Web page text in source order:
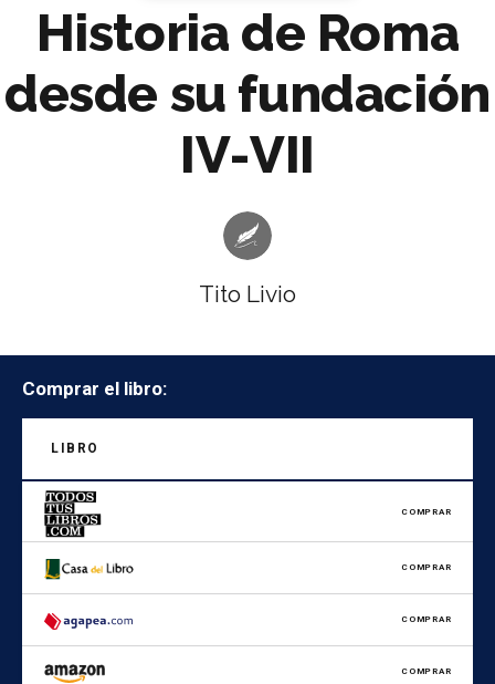
Historia de Roma
desde su fundación
IV-VII
Tito Livio
Comprar el libro:
LIBRO
COMPRAR
COMPRAR
COMPRAR
COMPRAR